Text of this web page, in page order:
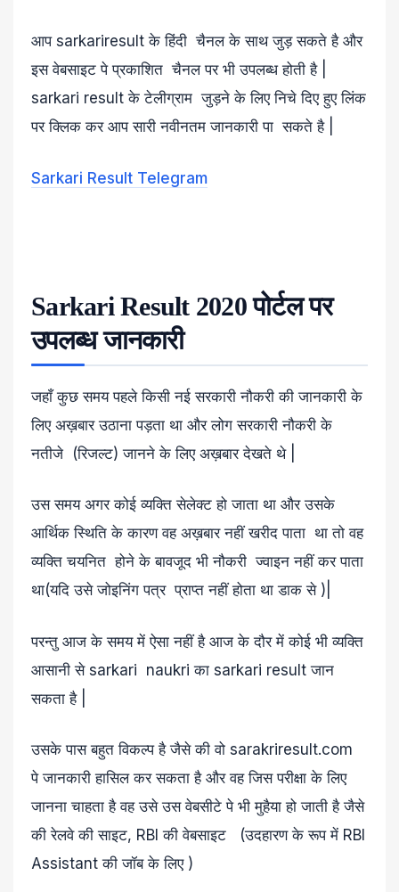
आप sarkariresult के हिंदी चैनल के साथ जुड़ सकते है और
इस वेबसाइट पे प्रकाशित चैनल पर भी उपलब्ध होती है |
sarkari result के टेलीग्राम जुड़ने के लिए निचे दिए हुए लिंक
पर क्लिक कर आप सारी नवीनतम जानकारी पा सकते है |
Sarkari Result Telegram
Sarkari Result 2020 पोर्टल पर
उपलब्ध जानकारी
जहाँ कुछ समय पहले किसी नई सरकारी नौकरी की जानकारी के
लिए अख़बार उठाना पड़ता था और लोग सरकारी नौकरी के
नतीजे (रिजल्ट) जानने के लिए अख़बार देखते थे |
उस समय अगर कोई व्यक्ति सेलेक्ट हो जाता था और उसके
आर्थिक स्थिति के कारण वह अख़बार नहीं खरीद पाता था तो वह
व्यक्ति चयनित होने के बावजूद भी नौकरी ज्वाइन नहीं कर पाता
था(यदि उसे जोइनिंग पत्र प्राप्त नहीं होता था डाक से )|
परन्तु आज के समय में ऐसा नहीं है आज के दौर में कोई भी व्यक्ति
आसानी से sarkari naukri का sarkari result जान
सकता है |
उसके पास बहुत विकल्प है जैसे की वो sarakriresult.com
पे जानकारी हासिल कर सकता है और वह जिस परीक्षा के लिए
जानना चाहता है वह उसे उस वेबसीटे पे भी मुहैया हो जाती है जैसे
की रेलवे की साइट, RBI की वेबसाइट (उदहारण के रूप में RBI
Assistant की जॉब के लिए )